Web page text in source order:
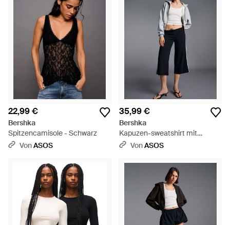
22,99 €
Bershka
Spitzencamisole - Schwarz
VonASOS
35,99 €
Bershka
Kapuzen-sweatshirt mit
reißverschluss und bindegürtel
VonASOS